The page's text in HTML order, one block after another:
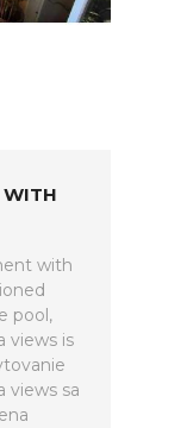
WITH
with
pool,
views is
views sa